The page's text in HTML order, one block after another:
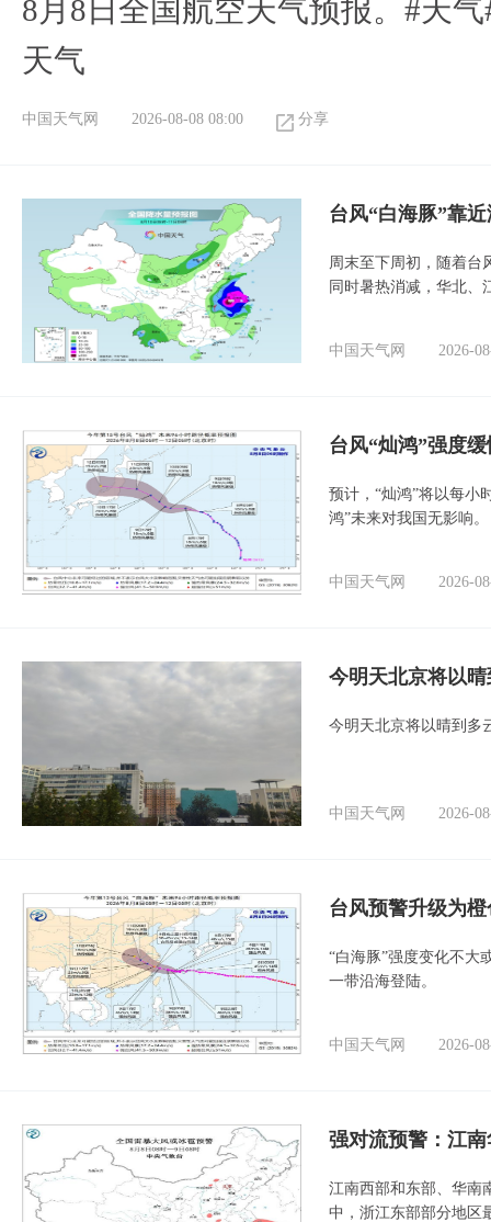
8月8日全国航空天气预报。#天
天气
中国天气网 2026-08-08 08:00 分享
台风“白海豚”靠
周末至下周初，随着台
同时暑热消减，华北、
中国天气网 2026-
台风“灿鸿”强度
预计，“灿鸿”将以每小
鸿”未来对我国无影响。
中国天气网 2026-
今明天北京将以
今明天北京将以晴到多
中国天气网 2026-
台风预警升级为
“白海豚”强度变化不大
一带沿海登陆。
中国天气网 2026-
强对流预警：江
江南西部和东部、华南
中，浙江东部部分地区